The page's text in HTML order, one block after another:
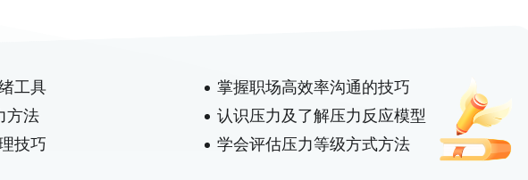
工具
掌握职场高效率沟通的技巧
方法
认识压力及了解压力反应模型
技巧
学会评估压力等级方式方法